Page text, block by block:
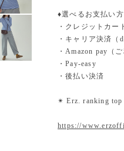
♦︎選べるお支払い
・クレジットカ
・キャリア決済（
・Amazon pay（
・Pay-easy
・後払い決済
✴︎ Erz. ranking
https://